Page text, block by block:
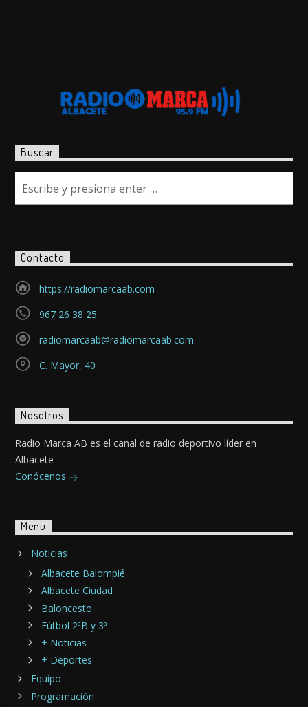
Buscar
Contacto
https://radiomarcaab.com
967 26 38 25
radiomarcaab@radiomarcaab.com
C. Mayor, 40
Nosotros
Radio Marca AB es el canal de radio deportivo líder en
Albacete
Conócenos
Menu
Noticias
Albacete Balompié
Albacete Ciudad
Baloncesto
Fútbol 2ªB y 3ª
+ Noticias
+ Deportes
Equipo
Programación